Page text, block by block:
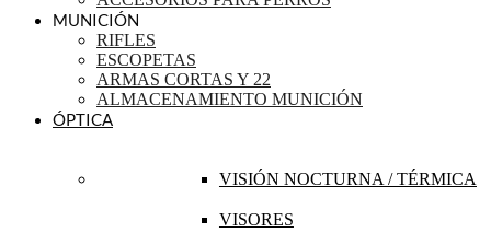
MUNICIÓN
RIFLES
ESCOPETAS
ARMAS CORTAS Y 22
ALMACENAMIENTO MUNICIÓN
ÓPTICA
VISIÓN NOCTURNA / TÉRMICA
VISORES